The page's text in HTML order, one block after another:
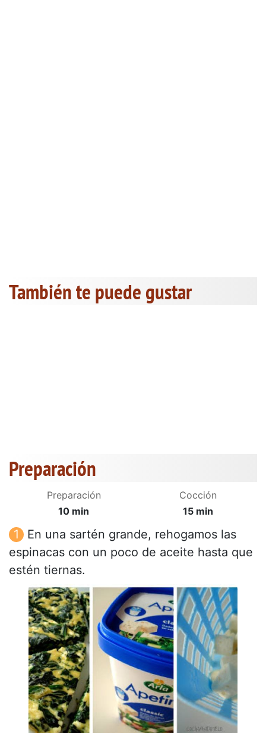
También te puede gustar
Preparación
Preparación
10 min
Cocción
15 min
En una sartén grande, rehogamos las
espinacas con un poco de aceite hasta que
estén tiernas.